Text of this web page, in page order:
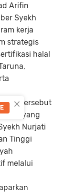
Arifin
Syekh
kerja
strategis
halal
tersebut
yang
Nurjati
Tinggi
melalui
×